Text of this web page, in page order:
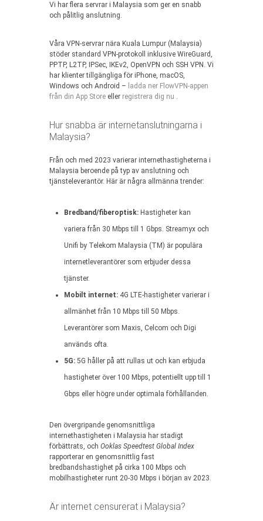
Vi har flera servrar i Malaysia som ger en snabb
och pålitlig anslutning.
Våra VPN-servrar nära Kuala Lumpur (Malaysia)
stöder standard VPN-protokoll inklusive WireGuard,
PPTP, L2TP, IPSec, IKEv2, OpenVPN och SSH VPN. Vi
har klienter tillgängliga för iPhone, macOS,
Windows och Android – ladda ner FlowVPN-appen
från din App Store eller registrera dig nu .
Hur snabba är internetanslutningarna i
Malaysia?
Från och med 2023 varierar internethastigheterna i
Malaysia beroende på typ av anslutning och
tjänsteleverantör. Här är några allmänna trender:
Bredband/fiberoptisk: Hastigheter kan
variera från 30 Mbps till 1 Gbps. Streamyx och
Unifi by Telekom Malaysia (TM) är populära
internetleverantörer som erbjuder dessa
tjänster.
Mobilt internet: 4G LTE-hastigheter varierar i
allmänhet från 10 Mbps till 50 Mbps.
Leverantörer som Maxis, Celcom och Digi
används ofta.
5G: 5G håller på att rullas ut och kan erbjuda
hastigheter över 100 Mbps, potentiellt upp till 1
Gbps eller högre under optimala förhållanden.
Den övergripande genomsnittliga
internethastigheten i Malaysia har stadigt
förbättrats, och Ooklas Speedtest Global Index
rapporterar en genomsnittlig fast
bredbandshastighet på cirka 100 Mbps och
mobilhastigheter runt 20-30 Mbps i början av 2023.
Är internet censurerat i Malaysia?